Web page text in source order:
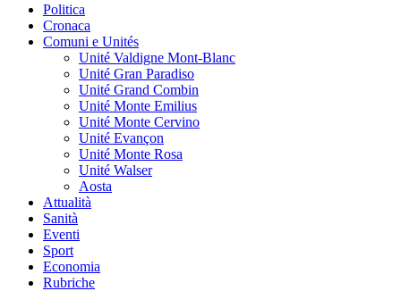
Politica
Cronaca
Comuni e Unités
Unité Valdigne Mont-Blanc
Unité Gran Paradiso
Unité Grand Combin
Unité Monte Emilius
Unité Monte Cervino
Unité Evançon
Unité Monte Rosa
Unité Walser
Aosta
Attualità
Sanità
Eventi
Sport
Economia
Rubriche